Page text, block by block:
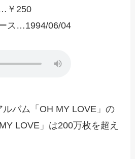
￥250
ス…1994/06/04
バム「OH MY LOVE」の
LOVE」は200万枚を超え